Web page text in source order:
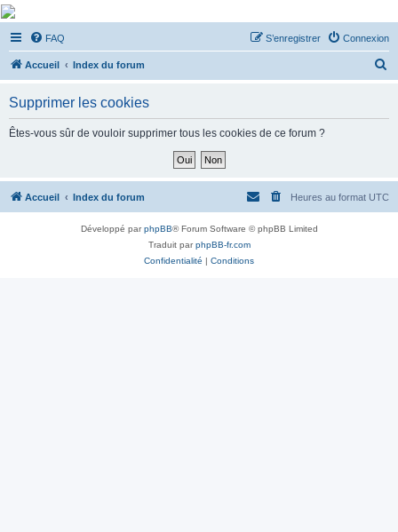
De Musicae Militari -
Forums
Forums de discussions
FAQ Connexion
S’enregistrer
Accueil Index du forum
h
Supprimer les cookies
Êtes-vous sûr de vouloir supprimer tous les cookies de ce forum ?
Accueil Index du forum Heures au format UTC
Développé parphpBB® Forum Software © phpBB Limited
Traduit parphpBB-fr.com
Confidentialité | Conditions